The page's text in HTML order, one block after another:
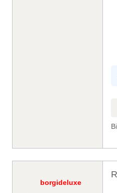
borgideluxe